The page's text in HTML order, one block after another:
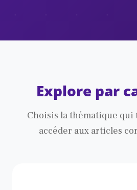
Explore par
Choisis la thématique qui
accéder aux articles